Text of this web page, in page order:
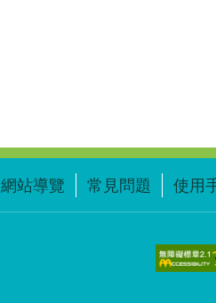
網站導覽 常見問題 使用